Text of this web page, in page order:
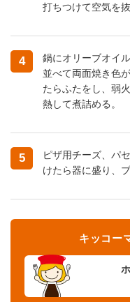
打ちつけて空気を
4
鍋にオリーブオイ
並べて両面焼き色
たらふたをし、弱
熱して煮詰める。
5
ピザ用チーズ、パ
けたら器に盛り、
キッコー